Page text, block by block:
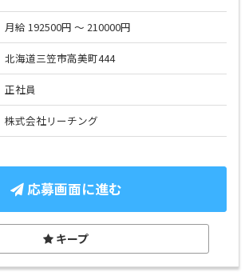
月給 192500円 ～ 210000円
北海道三笠市高美町444
正社員
株式会社リーチング
応募画面に進む
キープ